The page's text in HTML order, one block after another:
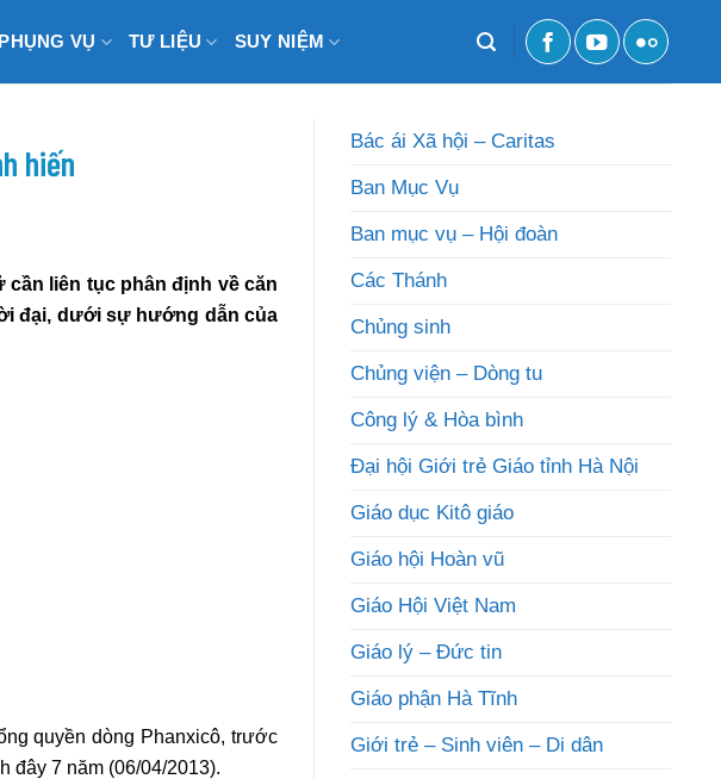
PHỤNG VỤ TƯ LIỆU SUY NIỆM
hiến
liên tục phân định về căn
đại, dưới sự hướng dẫn của
quyền dòng Phanxicô, trước
đây 7 năm (06/04/2013).
Bác ái Xã hội – Caritas
Ban Mục Vụ
Ban mục vụ – Hội đoàn
Các Thánh
Chủng sinh
Chủng viện – Dòng tu
Công lý & Hòa bình
Đại hội Giới trẻ Giáo tỉnh Hà Nội
Giáo dục Kitô giáo
Giáo hội Hoàn vũ
Giáo Hội Việt Nam
Giáo lý – Đức tin
Giáo phận Hà Tĩnh
Giới trẻ – Sinh viên – Di dân